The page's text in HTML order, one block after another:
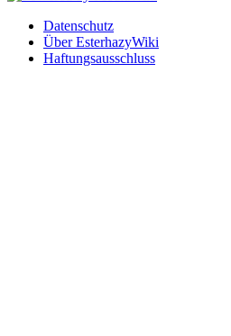
Datenschutz
Über EsterhazyWiki
Haftungsausschluss